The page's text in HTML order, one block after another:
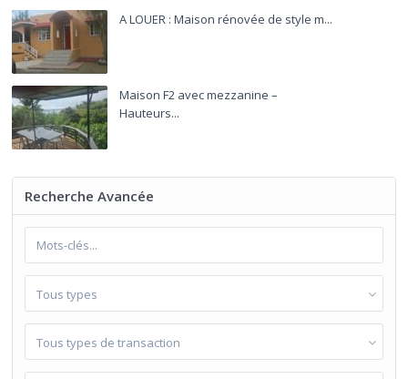
A LOUER : Maison rénovée de style m...
Maison F2 avec mezzanine –
Hauteurs...
Recherche Avancée
Tous types
Tous types de transaction